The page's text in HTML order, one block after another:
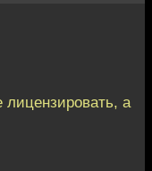
лицензировать, а